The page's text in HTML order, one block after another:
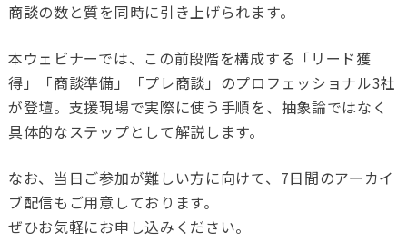
商談の数と質を同時に引き上げられます。
本ウェビナーでは、この前段階を構成する「リード獲
得」「商談準備」「プレ商談」のプロフェッショナル3社
が登壇。支援現場で実際に使う手順を、抽象論ではなく
具体的なステップとして解説します。
なお、当日ご参加が難しい方に向けて、7日間のアーカイ
ブ配信もご用意しております。
ぜひお気軽にお申し込みください。